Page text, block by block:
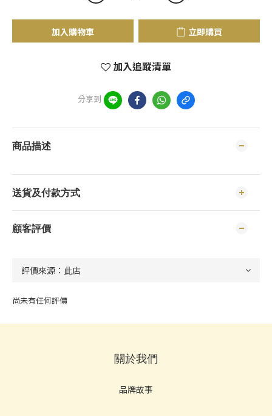
加入購物車 立即購買
加入追蹤清單
分享到
商品描述
送貨及付款方式
顧客評價
尚未有任何評價
關於我們
品牌故事